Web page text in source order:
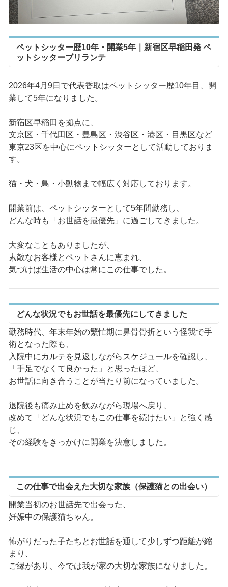
ペットシッター歴10年・開業5年｜新宿区早稲田発 ペ
ットシッターブリランテ
2026年4月9日で代表香取はペットシッター歴10年目、開
業して5年になりました。
新宿区早稲田を拠点に、
文京区・千代田区・豊島区・渋谷区・港区・目黒区など
東京23区を中心にペットシッターとして活動しておりま
す。
猫・犬・鳥・小動物まで幅広く対応しております。
開業前は、ペットシッターとして5年間勤務し、
どんな時も「お世話を最優先」に過ごしてきました。
大変なこともありましたが、
素敵なお客様とペットさんに恵まれ、
気づけば生活の中心は常にこの仕事でした。
どんな状況でもお世話を最優先にしてきました
勤務時代、年末年始の繁忙期に鼻骨骨折という怪我で手
術となった際も、
入院中にカルテを見返しながらスケジュールを確認し、
「手足でなくて良かった」と思ったほど、
お世話に向き合うことが当たり前になっていました。
退院後も痛み止めを飲みながら現場へ戻り、
改めて「どんな状況でもこの仕事を続けたい」と強く感
じ、
その経験をきっかけに開業を決意しました。
この仕事で出会えた大切な家族（保護猫との出会い）
開業当初のお世話先で出会った、
妊娠中の保護猫ちゃん。
怖がりだった子たちとお世話を通して少しずつ距離が縮
まり、
ご縁があり、今では我が家の大切な家族になりました。